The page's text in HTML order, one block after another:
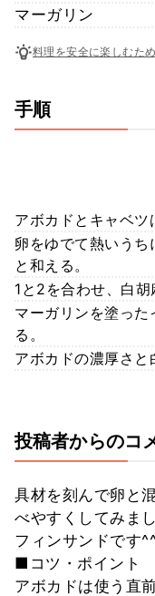
マーガリン
料理を安全に楽しむた
手順
アボカドとキャベツ
卵をゆでて熱いうち
と和える。
1と2を合わせ、白胡
マーガリンを塗っ
る。
アボカドの濃厚さと
投稿者からのコ
具材を刻んで卵と
べやすくしてみま
フィンサンドです^^
■コツ・ポイント
アボカドは使う直